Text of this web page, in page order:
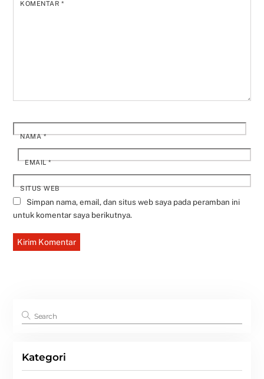
KOMENTAR*
NAMA*
EMAIL*
SITUS WEB
Simpan nama, email, dan situs web saya pada peramban ini
untuk komentar saya berikutnya.
Kategori